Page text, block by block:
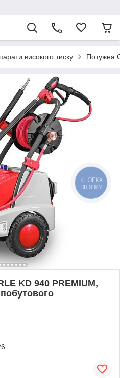
високого тиску Потужна
KD 940 PREMIUM,
КНОПКА
ЗВ'ЯЗКУ